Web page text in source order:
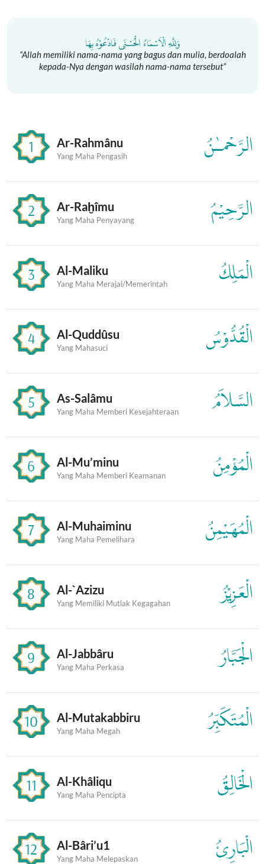
وَلِلَّهِ الْاَسْمَاءُ الْحُسْنَى فَادْعُوْهُ بِهَا
“Allah memiliki nama-nama yang bagus dan mulia, berdoalah
kepada-Nya dengan wasilah nama-nama tersebut”
1 Ar-Rahmânu
Yang Maha Pengasih الرَّحْمـٰنُ
2 Ar-Raḫîmu
Yang Maha Penyayang الرَّحِيْمُ
3 Al-Maliku
Yang Maha Merajai/Memerintah الْمَلِكُ
4 Al-Quddûsu
Yang Mahasuci الْقُدُّوْسُ
5 As-Salâmu
Yang Maha Memberi Kesejahteraan السَّلاَمُ
6 Al-Mu’minu
Yang Maha Memberi Keamanan الْمُؤْمِنُ
7 Al-Muhaiminu
Yang Maha Pemelihara الْمُهَيْمِنُ
8 Al-`Azizu
Yang Memiliki Mutlak Kegagahan الْعَزِيْزُ
9 Al-Jabbâru
Yang Maha Perkasa الْجَبَّارُ
10 Al-Mutakabbiru
Yang Maha Megah الْمُتَكَبِّرُ
11 Al-Khâliqu
Yang Maha Pencipta الْخَالِقُ
12 Al-Bâri’u1
Yang Maha Melepaskan الْبَارِئُ